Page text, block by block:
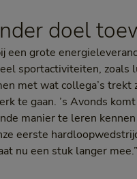
doel
grote
sportactiviteiten,
met wat collega’s trekt
te gaan. ’s Avonds
manier te leren
eerste
nu een stuk langer